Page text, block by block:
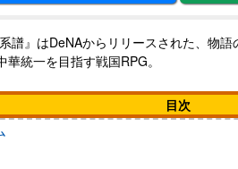
譜』はDeNAからリリースされた、物
統一を目指す戦国RPG。
目次